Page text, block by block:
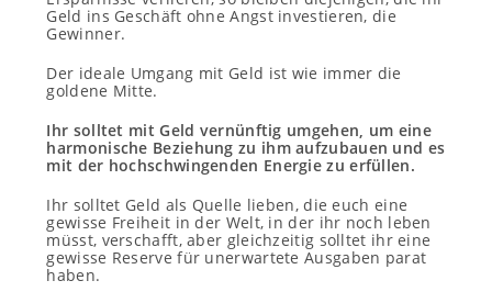
Geld ins Geschäft ohne Angst investieren, die
Gewinner.
Der ideale Umgang mit Geld ist wie immer die
goldene Mitte.
Ihr solltet mit Geld vernünftig umgehen, um eine
harmonische Beziehung zu ihm aufzubauen und es
mit der hochschwingenden Energie zu erfüllen.
Ihr solltet Geld als Quelle lieben, die euch eine
gewisse Freiheit in der Welt, in der ihr noch leben
müsst, verschafft, aber gleichzeitig solltet ihr eine
gewisse Reserve für unerwartete Ausgaben parat
haben.